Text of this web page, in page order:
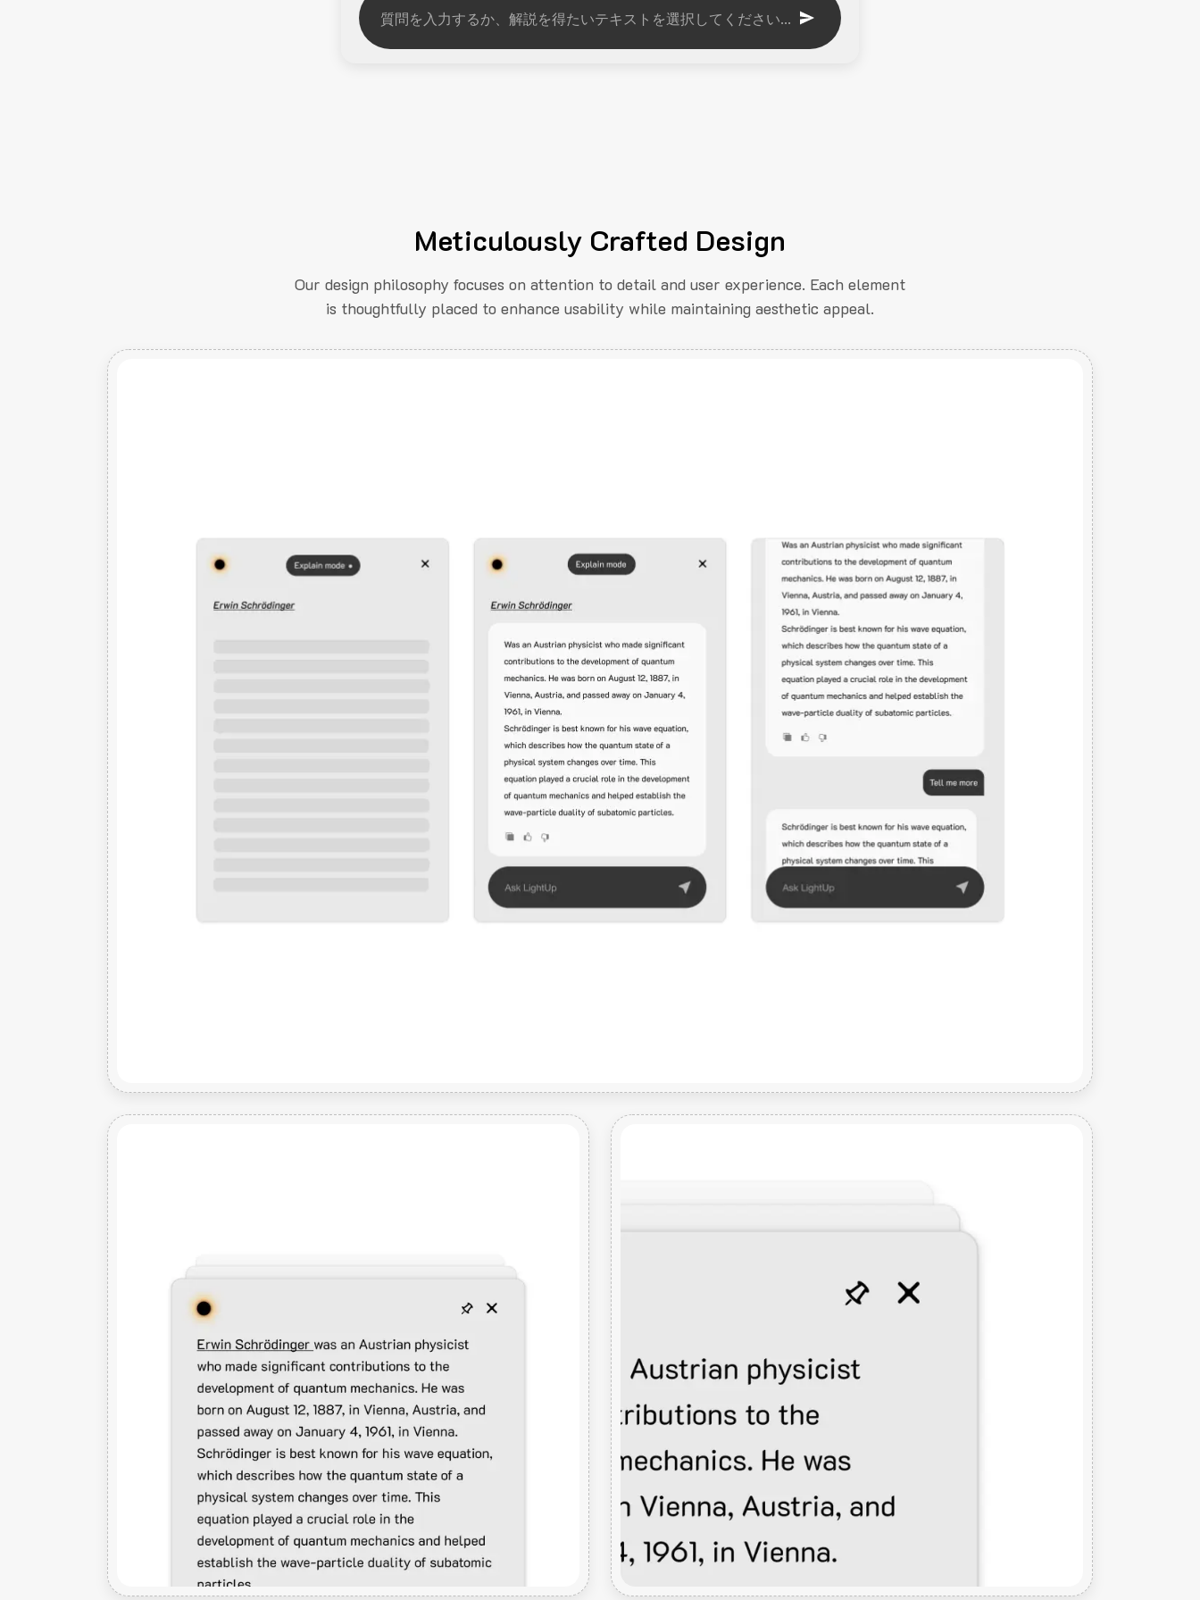
Meticulously Crafted Design
Our design philosophy focuses on attention to detail and user experience. Each element
is thoughtfully placed to enhance usability while maintaining aesthetic appeal.